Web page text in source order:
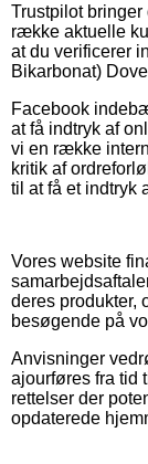
Trustpilot
række aktuelle
at du verificerer
Bikarbonat)
Facebook
at få indtryk af
vi en række
kritik af
til at få et indtryk
Vores website
deres produkter,
besøgende på
Anvisninger
ajourføres fra tid
rettelser der
opdaterede